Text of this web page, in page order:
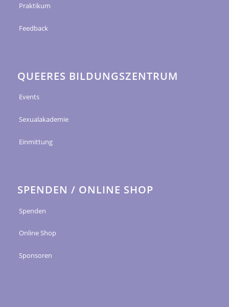
Praktikum
Feedback
QUEERES BILDUNGSZENTRUM
Events
Sexualakademie
Einmittung
SPENDEN / ONLINE SHOP
Spenden
Online Shop
Sponsoren